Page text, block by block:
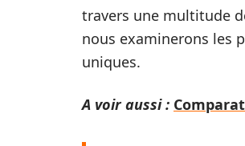
travers une multitude
nous examinerons les
uniques.
A voir aussi :